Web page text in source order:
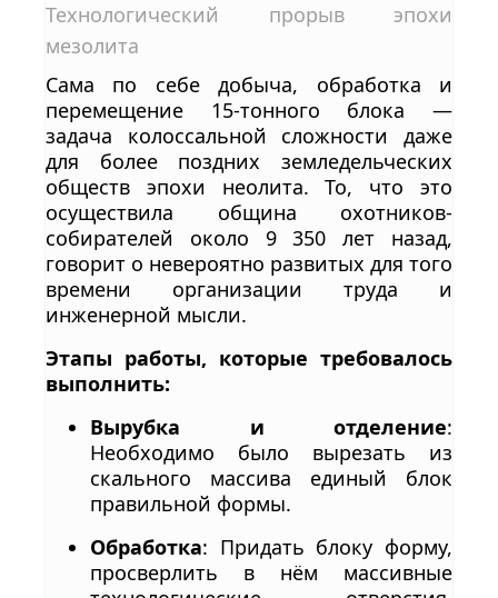
Технологический прорыв эпохи
мезолита
Сама по себе добыча, обработка и
перемещение 15-тонного блока —
задача колоссальной сложности даже
для более поздних земледельческих
обществ эпохи неолита. То, что это
осуществила община охотников-
собирателей около 9 350 лет назад,
говорит о невероятно развитых для того
времени организации труда и
инженерной мысли.
Этапы работы, которые требовалось
выполнить:
Вырубка и отделение:
Необходимо было вырезать из
скального массива единый блок
правильной формы.
Обработка: Придать блоку форму,
просверлить в нём массивные